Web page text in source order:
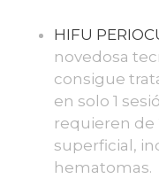
HIFU
novedosa
consigue
en solo 1
requieren de
superficial,
hematomas.